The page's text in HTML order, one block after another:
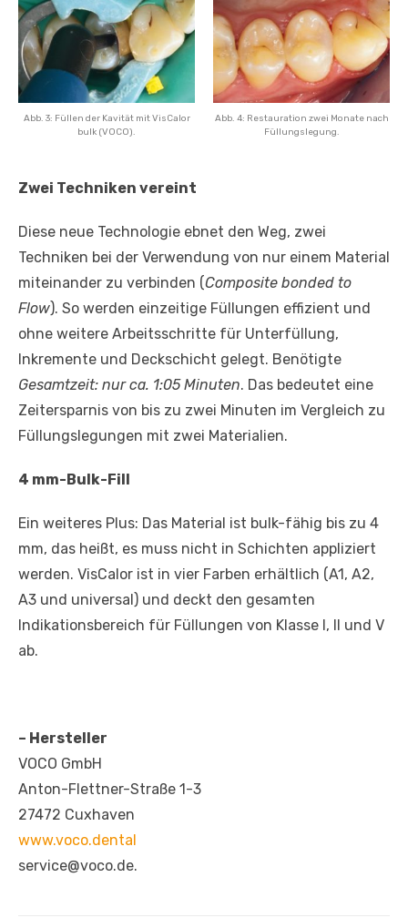
Abb. 3: Füllen der Kavität mit VisCalor
bulk (VOCO).
Abb. 4: Restauration zwei Monate nach
Füllungslegung.
Zwei Techniken vereint
Diese neue Technologie ebnet den Weg, zwei
Techniken bei der Verwendung von nur einem Material
miteinander zu verbinden (Composite bonded to
Flow). So werden einzeitige Füllungen effizient und
ohne weitere Arbeitsschritte für Unterfüllung,
Inkremente und Deckschicht gelegt. Benötigte
Gesamtzeit: nur ca. 1:05 Minuten. Das bedeutet eine
Zeitersparnis von bis zu zwei Minuten im Vergleich zu
Füllungslegungen mit zwei Materialien.
4 mm-Bulk-Fill
Ein weiteres Plus: Das Material ist bulk-fähig bis zu 4
mm, das heißt, es muss nicht in Schichten appliziert
werden. VisCalor ist in vier Farben erhältlich (A1, A2,
A3 und universal) und deckt den gesamten
Indikationsbereich für Füllungen von Klasse I, II und V
ab.
– Hersteller
VOCO GmbH
Anton-Flettner-Straße 1-3
27472 Cuxhaven
www.voco.dental
service@voco.de.